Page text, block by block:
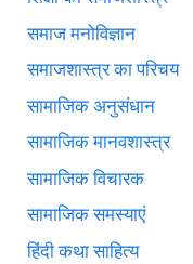
समाज मनोविज्ञान
समाजशास्त्र का परिचय
सामाजिक अनुसंधान
सामाजिक मानवशास्त्र
सामाजिक विचारक
सामाजिक समस्याएं
हिंदी कथा साहित्य